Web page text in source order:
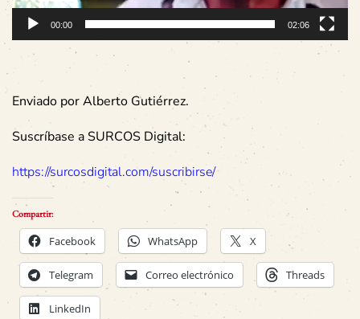
00:00 02:06
Enviado por Alberto Gutiérrez.
Suscríbase a SURCOS Digital:
https://surcosdigital.com/suscribirse/
Compartir:
Facebook WhatsApp X
Telegram Correo electrónico Threads
LinkedIn